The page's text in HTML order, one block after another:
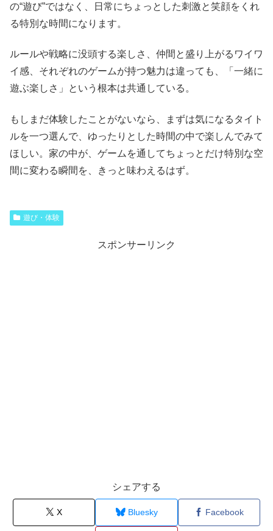
の“遊び”ではなく、日常にちょっとした刺激と笑顔をくれ
る特別な時間になります。
ルールや戦略に没頭する楽しさ、仲間と盛り上がるワイワ
イ感、それぞれのゲームが持つ魅力は違っても、「一緒に
遊ぶ楽しさ」という根本は共通している。
もしまだ体験したことがないなら、まずは気になるタイト
ルを一つ選んで、ゆったりとした時間の中で楽しんでみて
ほしい。家の中が、ゲームを通してちょっとだけ特別な空
間に変わる瞬間を、きっと味わえるはず。
遊び・体験
スポンサーリンク
シェアする
X Bluesky Facebook